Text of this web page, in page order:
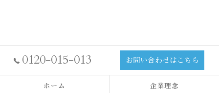
0120-015-013 お問い合わせはこちら
ホーム 企業理念